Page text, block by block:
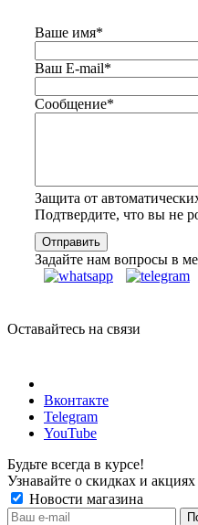
Ваше имя*
Ваш E-mail*
Сообщение*
Защита от
Подтвердите, что вы не
Задайте нам вопросы в
Оставайтесь на связи
Вконтакте
Telegram
YouTube
Будьте всегда в курсе!
Узнавайте о скидках и
Новости магазина